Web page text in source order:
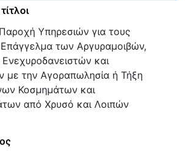
Υπηρεσιών για τους
των Αργυραμοιβών,
και
με την Αγοραπωλησία ή Τήξη
Κοσμημάτων και
από Χρυσό και Λοιπών